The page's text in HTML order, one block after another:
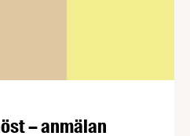
– anmälan